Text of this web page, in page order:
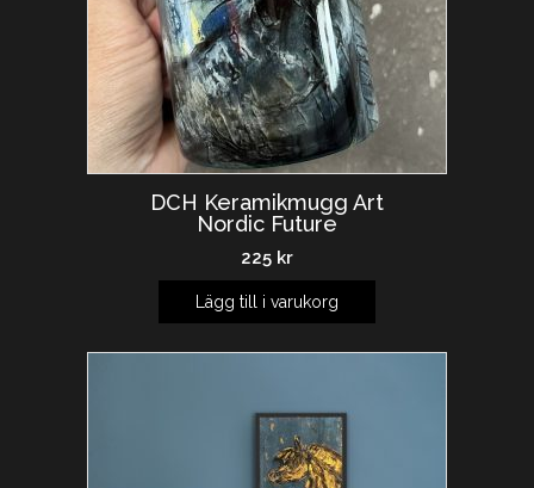
DCH Keramikmugg Art
Nordic Future
225 kr
Lägg till i varukorg